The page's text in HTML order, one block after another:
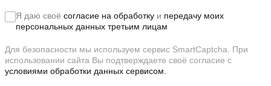
Я даю своё согласие на обработку и передачу моих
персональных данных третьим лицам
Для безопасности мы используем сервис SmartCaptcha. При
использовании сайта Вы подтверждаете своё согласие с
условиями обработки данных сервисом.